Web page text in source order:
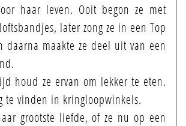
haar leven. Ooit begon ze met
later zong ze in een Top
daarna maakte ze deel uit van een
houd ze ervan om lekker te eten.
te vinden in kringloopwinkels.
grootste liefde, of ze nu op een